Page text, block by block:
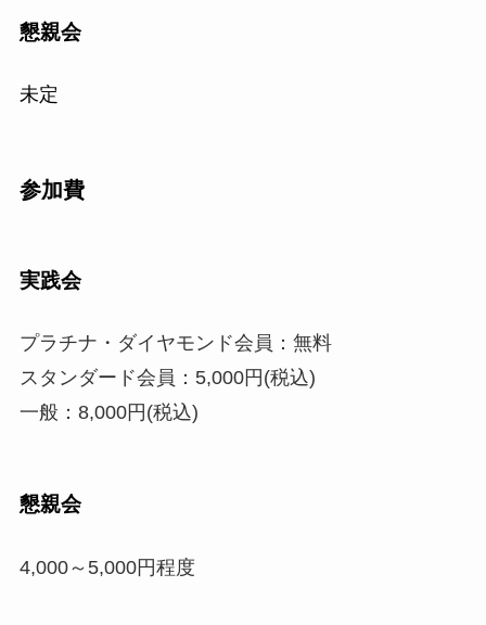
懇親会
未定
参加費
実践会
プラチナ・ダイヤモンド会員：無料
スタンダード会員：5,000円(税込)
一般：8,000円(税込)
懇親会
4,000～5,000円程度